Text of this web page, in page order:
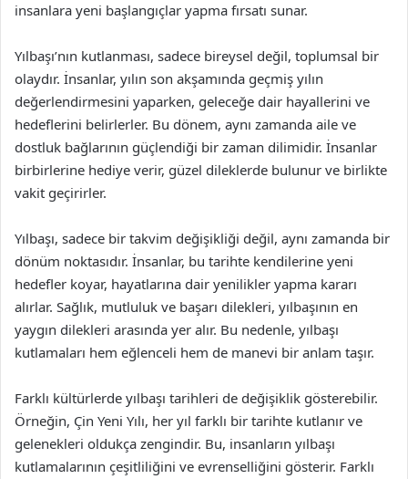
insanlara yeni başlangıçlar yapma fırsatı sunar.
Yılbaşı’nın kutlanması, sadece bireysel değil, toplumsal bir
olaydır. İnsanlar, yılın son akşamında geçmiş yılın
değerlendirmesini yaparken, geleceğe dair hayallerini ve
hedeflerini belirlerler. Bu dönem, aynı zamanda aile ve
dostluk bağlarının güçlendiği bir zaman dilimidir. İnsanlar
birbirlerine hediye verir, güzel dileklerde bulunur ve birlikte
vakit geçirirler.
Yılbaşı, sadece bir takvim değişikliği değil, aynı zamanda bir
dönüm noktasıdır. İnsanlar, bu tarihte kendilerine yeni
hedefler koyar, hayatlarına dair yenilikler yapma kararı
alırlar. Sağlık, mutluluk ve başarı dilekleri, yılbaşının en
yaygın dilekleri arasında yer alır. Bu nedenle, yılbaşı
kutlamaları hem eğlenceli hem de manevi bir anlam taşır.
Farklı kültürlerde yılbaşı tarihleri de değişiklik gösterebilir.
Örneğin, Çin Yeni Yılı, her yıl farklı bir tarihte kutlanır ve
gelenekleri oldukça zengindir. Bu, insanların yılbaşı
kutlamalarının çeşitliliğini ve evrenselliğini gösterir. Farklı